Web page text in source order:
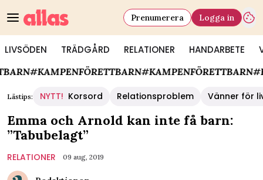
LIVSÖDEN TRÄDGÅRD RELATIONER HANDARBETE
Prenumerera Logga in
#KAMPENFÖRETTBARN#KAMPENFÖRETTBARN
Lästips: NYTT! Korsord Relationsproblem Vänner för
Emma och Arnold kan inte få barn:
”Tabubelagt”
RELATIONER 09 aug, 2019